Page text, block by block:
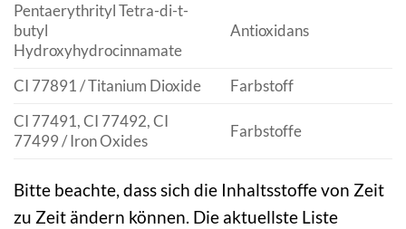
Pentaerythrityl Tetra-di-t-
butyl
Hydroxyhydrocinnamate
Antioxidans
CI 77891 / Titanium Dioxide
Farbstoff
CI 77491, CI 77492, CI
77499 / Iron Oxides
Farbstoffe
Bitte beachte, dass sich die Inhaltsstoffe von Zeit
zu Zeit ändern können. Die aktuellste Liste